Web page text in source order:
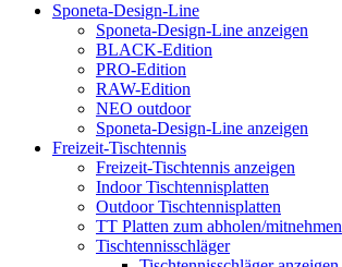
Sponeta-Design-Line
Sponeta-Design-Line anzeigen
BLACK-Edition
PRO-Edition
RAW-Edition
NEO outdoor
Sponeta-Design-Line anzeigen
Freizeit-Tischtennis
Freizeit-Tischtennis anzeigen
Indoor Tischtennisplatten
Outdoor Tischtennisplatten
TT Platten zum abholen/mitnehmen
Tischtennisschläger